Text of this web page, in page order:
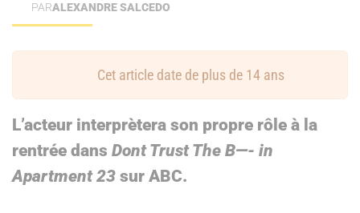
PARALEXANDRE SALCEDO
Cet article date de plus de 14 ans
L’acteur interprètera son propre rôle à la
rentrée dans Dont Trust The B—- in
Apartment 23 sur ABC.